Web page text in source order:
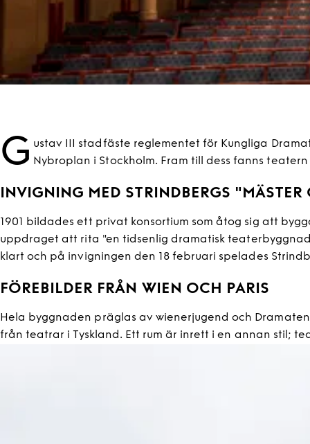
G ustav III stadfäste reglementet för Kungliga
Nybroplan i Stockholm. Fram till dess fanns
INVIGNING MED STRINDBERGS "MÄSTER
1901 bildades ett privat konsortium som åtog sig att
uppdraget att rita "en tidsenlig dramatisk
klart och på invigningen den 18 februari spelades
FÖREBILDER FRÅN WIEN OCH PARIS
Hela byggnaden präglas av wienerjugend och
från teatrar i Tyskland. Ett rum är inrett i en annan stil;